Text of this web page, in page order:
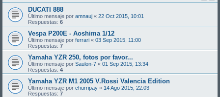
DUCATI 888
Último mensaje por amnauj « 22 Oct 2015, 10:01
Respuestas: 6
Vespa P200E - Aoshima 1/12
Último mensaje por ferrari « 03 Sep 2015, 11:00
Respuestas: 7
Yamaha YZR 250, fotos por favor...
Último mensaje por Saulon-7 « 01 Sep 2015, 13:34
Respuestas: 4
Yamaha YZR M1 2005 V.Rossi Valencia Edition
Último mensaje por churripay « 14 Ago 2015, 22:03
Respuestas: 7